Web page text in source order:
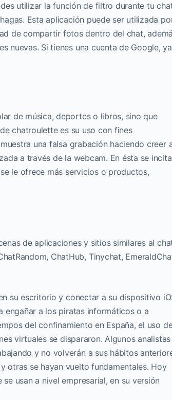
utilizar la función de filtro durante tu
Esta aplicación puede ser utilizada
de compartir fotos dentro del chat,
nuevas. Si tienes una cuenta de Google, ya
de música, deportes o libros, sino que
chatroulette es su uso con fines
una falsa grabación haciendo creer
a través de la webcam. En ésta se incita
le ofrece más servicios o productos,
de aplicaciones y sitios similares al
ChatHub, Tinychat,
su escritorio y conectar a su dispositivo
engañar a los piratas informáticos o a
del confinamiento en España, el uso
virtuales se dispararon. Algunos analistas
y no volverán a sus hábitos
otras se hayan vuelto fundamentales. Hoy
usan a nivel empresarial, en su versión